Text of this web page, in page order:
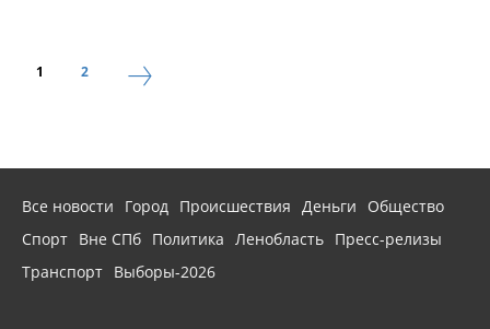
1 2
Все новости Город Происшествия Деньги
Общество
Спорт Вне СПб Политика Ленобласть Пресс-релизы
Транспорт Выборы-2026